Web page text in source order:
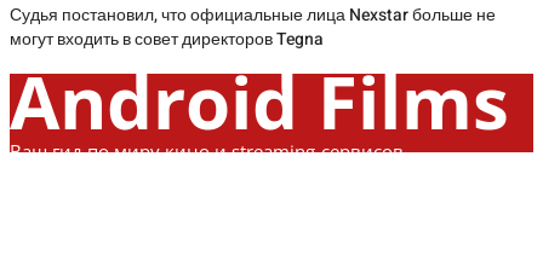
Судья постановил, что официальные лица Nexstar больше не
могут входить в совет директоров Tegna
Android Films
Ваш гид по миру кино и streaming-сервисов